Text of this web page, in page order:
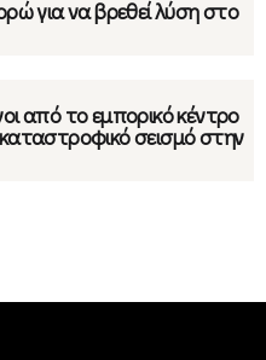
για να βρεθεί λύση στο
από το εμπορικό κέντρο
σεισμό στην